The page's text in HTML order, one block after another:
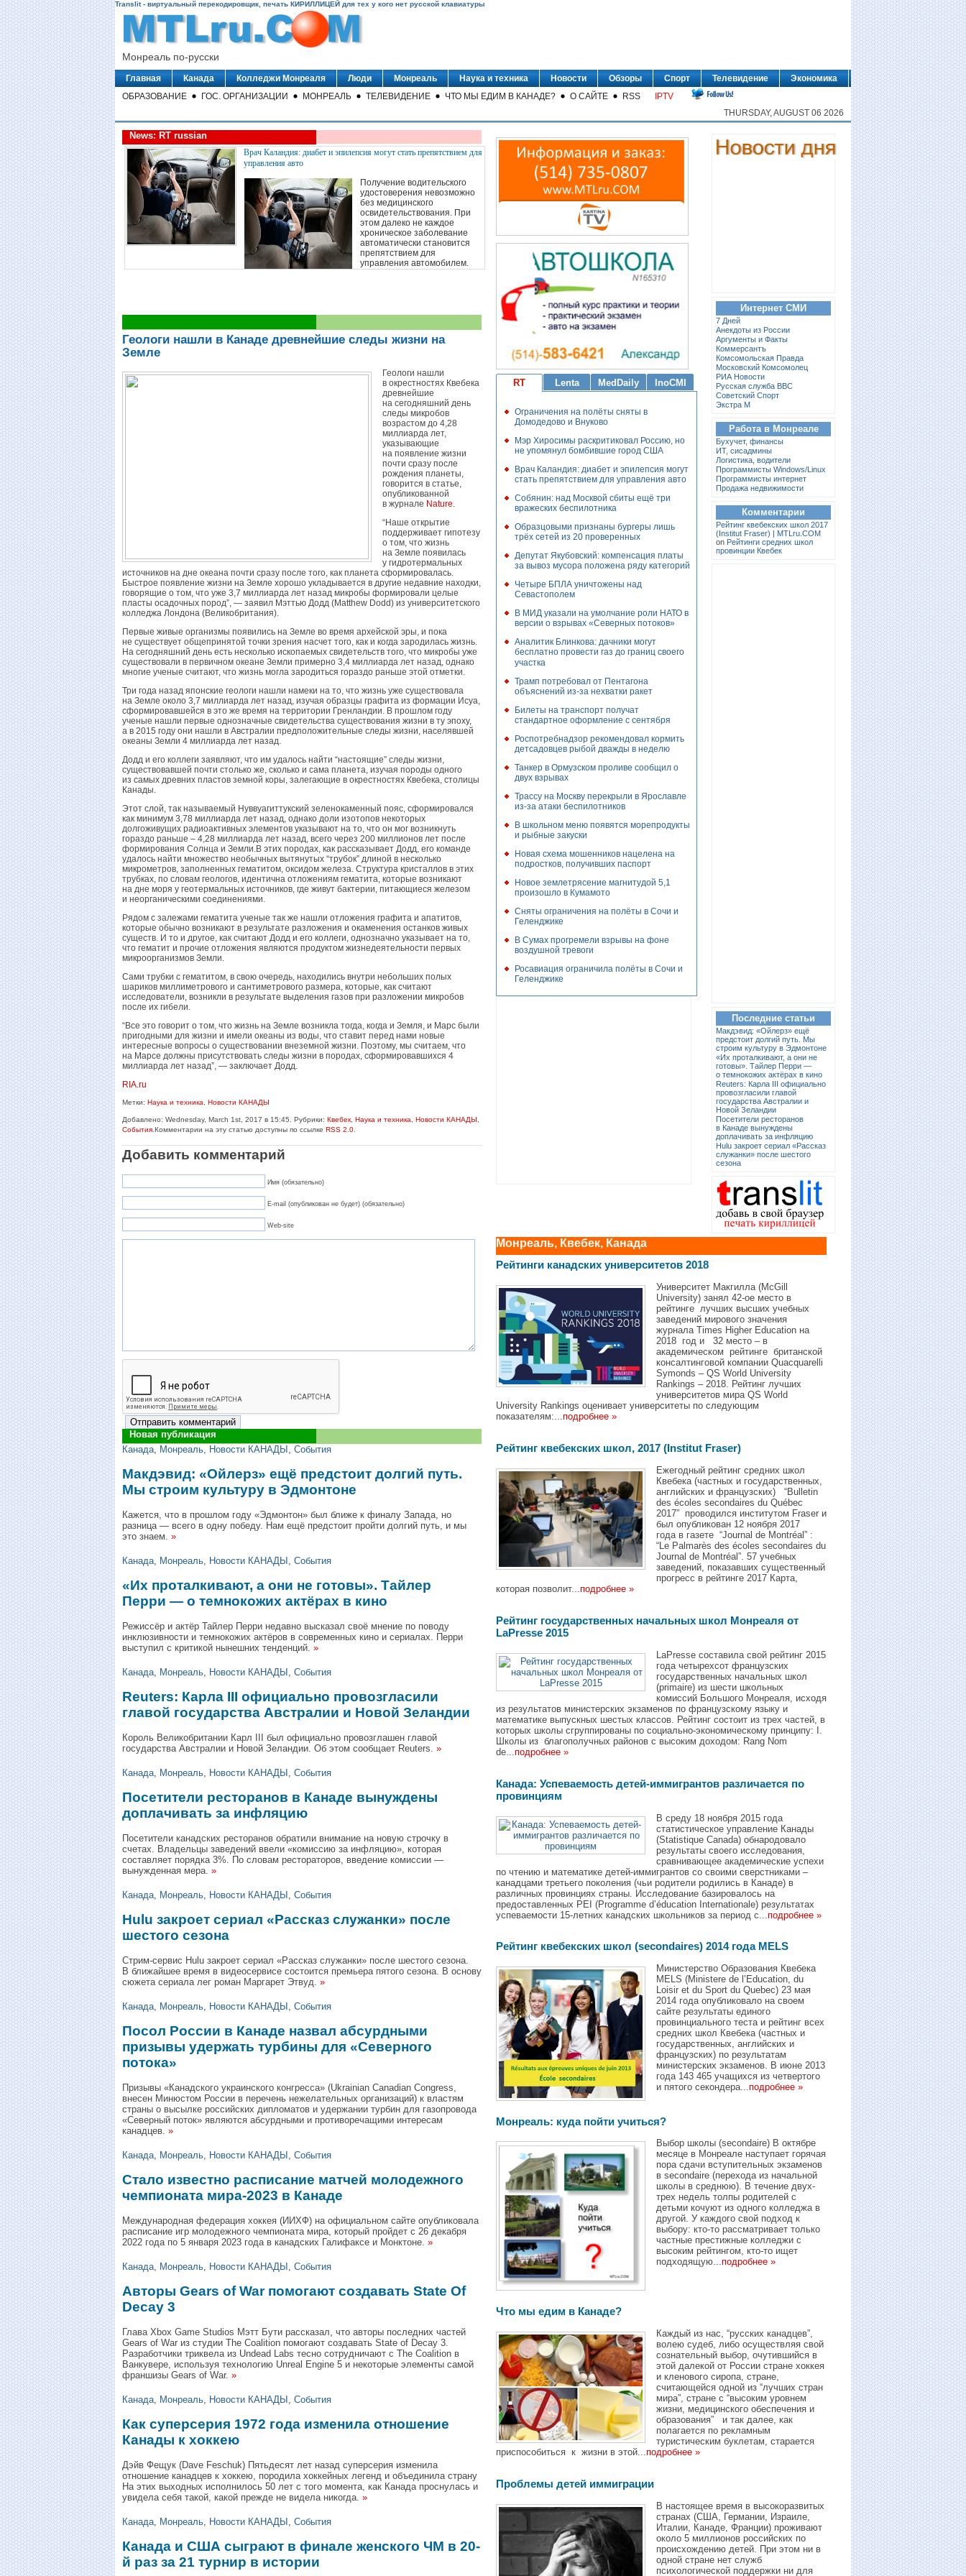
Translit - виртуальный перекодировщик, печать КИРИЛЛИЦЕЙ для тех у кого нет русской клавиатуры
Монреаль по-русски
Главная Канада Колледжи Монреаля Люди Монреаль Наука и техника Новости Обзоры Спорт Телевидение
Экономика
ОБРАЗОВАНИЕ
ГОС. ОРГАНИЗАЦИИ МОНРЕАЛЬ ТЕЛЕВИДЕНИЕ ЧТО МЫ ЕДИМ В КАНАДЕ? О САЙТЕ RSS
IPTV
THURSDAY, AUGUST 06 2026
News: RT russian
Врач Каландия: диабет и эпилепсия могут стать препятствием для
управления авто
Получение водительского
удостоверения невозможно
без медицинского
освидетельствования. При
этом далеко не каждое
хроническое заболевание
автоматически становится
препятствием для
управления автомобилем.
Геологи нашли в Канаде древнейшие следы жизни на
Земле
Геологи нашли
в окрестностях Квебека
древнейшие
на сегодняшний день
следы микробов
возрастом до 4,28
миллиарда лет,
указывающие
на появление жизни
почти сразу после
рождения планеты,
говорится в статье,
опубликованной
в журнале Nature.
“Наше открытие
поддерживает гипотезу
о том, что жизнь
на Земле появилась
у гидротермальных
источников на дне океана почти сразу после того, как планета сформировалась.
Быстрое появление жизни на Земле хорошо укладывается в другие недавние находки,
говорящие о том, что уже 3,7 миллиарда лет назад микробы формировали целые
пласты осадочных пород”, — заявил Мэттью Додд (Matthew Dodd) из университетского
колледжа Лондона (Великобритания).
Первые живые организмы появились на Земле во время архейской эры, и пока
не существует общепринятой точки зрения насчет того, как и когда зародилась жизнь.
На сегодняшний день есть несколько ископаемых свидетельств того, что микробы уже
существовали в первичном океане Земли примерно 3,4 миллиарда лет назад, однако
многие ученые считают, что жизнь могла зародиться гораздо раньше этой отметки.
Три года назад японские геологи нашли намеки на то, что жизнь уже существовала
на Земле около 3,7 миллиарда лет назад, изучая образцы графита из формации Исуа,
сформировавшейся в это же время на территории Гренландии. В прошлом году
ученые нашли первые однозначные свидетельства существования жизни в ту эпоху,
а в 2015 году они нашли в Австралии предположительные следы жизни, населявшей
океаны Земли 4 миллиарда лет назад.
Додд и его коллеги заявляют, что им удалось найти “настоящие” следы жизни,
существовавшей почти столько же, сколько и сама планета, изучая породы одного
из самых древних пластов земной коры, залегающие в окрестностях Квебека, столицы
Канады.
Этот слой, так называемый Нуввуагиттукский зеленокаменный пояс, сформировался
как минимум 3,78 миллиарда лет назад, однако доли изотопов некоторых
долгоживущих радиоактивных элементов указывают на то, что он мог возникнуть
гораздо раньше – 4,28 миллиарда лет назад, всего через 200 миллионов лет после
формирования Солнца и Земли.В этих породах, как рассказывает Додд, его команде
удалось найти множество необычных вытянутых “трубок” длиной в несколько
микрометров, заполненных гематитом, оксидом железа. Структура кристаллов в этих
трубках, по словам геологов, идентична отложениям гематита, которые возникают
на дне моря у геотермальных источников, где живут бактерии, питающиеся железом
и неорганическими соединениями.
Рядом с залежами гематита ученые так же нашли отложения графита и апатитов,
которые обычно возникают в результате разложения и окаменения останков живых
существ. И то и другое, как считают Додд и его коллеги, однозначно указывает на то,
что гематит и прочие отложения являются продуктом жизнедеятельности первых
микроорганизмов Земли.
Сами трубки с гематитом, в свою очередь, находились внутри небольших полых
шариков миллиметрового и сантиметрового размера, которые, как считают
исследователи, возникли в результате выделения газов при разложении микробов
после их гибели.
“Все это говорит о том, что жизнь на Земле возникла тогда, когда и Земля, и Марс были
пригодными для жизни и имели океаны из воды, что ставит перед нами новые
интересные вопросы о существовании внеземной жизни. Поэтому, мы считаем, что
на Марсе должны присутствовать следы жизни в породах, сформировавшихся 4
миллиарда лет назад”, — заключает Додд.
RIA.ru
Метки: Наука и техника Новости КАНАДЫ
Добавлено: Wednesday, March 1st, 2017 в 15:45. Рубрики: Квебек Наука и техника Новости КАНАДЫ
События .Комментарии на эту статью доступны по ссылке RSS 2.0
Добавить комментарий
Имя (обязательно)
E-mail (опубликован не будет) (обязательно)
Web-site
Новая публикация
Канада
Монреаль Новости КАНАДЫ События
Макдэвид: «Ойлерз» ещё предстоит долгий путь.
Мы строим культуру в Эдмонтоне
Кажется, что в прошлом году «Эдмонтон» был ближе к финалу Запада, но
разница — всего в одну победу. Нам ещё предстоит пройти долгий путь, и мы
это знаем. »
Канада Монреаль Новости КАНАДЫ События
«Их проталкивают, а они не готовы». Тайлер
Перри — о темнокожих актёрах в кино
Режиссёр и актёр Тайлер Перри недавно высказал своё мнение по поводу
инклюзивности и темнокожих актёров в современных кино и сериалах. Перри
выступил с критикой нынешних тенденций. »
Канада Монреаль Новости КАНАДЫ События
Reuters: Карла III официально провозгласили
главой государства Австралии и Новой Зеландии
Король Великобритании Карл III был официально провозглашен главой
государства Австралии и Новой Зеландии. Об этом сообщает Reuters. »
Канада, Монреаль, Новости КАНАДЫ , События
Посетители ресторанов в Канаде вынуждены
доплачивать за инфляцию
Посетители канадских ресторанов обратили внимание на новую строчку в
счетах. Владельцы заведений ввели «комиссию за инфляцию», которая
составляет порядка 3%. По словам рестораторов, введение комиссии —
вынужденная мера. »
Канада, Монреаль, Новости КАНАДЫ , События
Hulu закроет сериал «Рассказ служанки» после
шестого сезона
Стрим-сервис Hulu закроет сериал «Рассказ служанки» после шестого сезона.
В ближайшее время в видеосервисе состоится премьера пятого сезона. В основу
сюжета сериала лег роман Маргарет Этвуд. »
Канада, Монреаль, Новости КАНАДЫ , События
Посол России в Канаде назвал абсурдными
призывы удержать турбины для «Северного
потока»
Призывы «Канадского украинского конгресса» (Ukrainian Canadian Congress,
внесен Минюстом России в перечень нежелательных организаций) к властям
страны о высылке российских дипломатов и удержании турбин для газопровода
«Северный поток» являются абсурдными и противоречащими интересам
канадцев. »
Канада, Монреаль, Новости КАНАДЫ , События
Стало известно расписание матчей молодежного
чемпионата мира-2023 в Канаде
Международная федерация хоккея (ИИХФ) на официальном сайте опубликовала
расписание игр молодежного чемпионата мира, который пройдет с 26 декабря
2022 года по 5 января 2023 года в канадских Галифаксе и Монктоне. »
Канада, Монреаль, Новости КАНАДЫ , События
Авторы Gears of War помогают создавать State Of
Decay 3
Глава Xbox Game Studios Мэтт Бути рассказал, что авторы последних частей
Gears of War из студии The Coalition помогают создавать State of Decay 3.
Разработчики триквела из Undead Labs тесно сотрудничают с The Coalition в
Ванкувере, используя технологию Unreal Engine 5 и некоторые элементы самой
франшизы Gears of War. »
Канада, Монреаль, Новости КАНАДЫ , События
Как суперсерия 1972 года изменила отношение
Канады к хоккею
Дэйв Фещук (Dave Feschuk) Пятьдесят лет назад суперсерия изменила
отношение канадцев к хоккею, породила хоккейных легенд и объединила страну
На этих выходных исполнилось 50 лет с того момента, как Канада проснулась и
увидела себя такой, какой прежде не видела никогда. »
Канада, Монреаль, Новости КАНАДЫ , События
Канада и США сыграют в финале женского ЧМ в 20-
й раз за 21 турнир в истории
RT Lenta MedDaily InoCMI
Ограничения на полёты сняты в
Домодедово и Внуково
Мэр Хиросимы раскритиковал Россию, но
не упомянул бомбившие город США
Врач Каландия: диабет и эпилепсия могут
стать препятствием для управления авто
Собянин: над Москвой сбиты ещё три
вражеских беспилотника
Образцовыми признаны бургеры лишь
трёх сетей из 20 проверенных
Депутат Якубовский: компенсация платы
за вывоз мусора положена ряду категорий
Четыре БПЛА уничтожены над
Севастополем
В МИД указали на умолчание роли НАТО в
версии о взрывах «Северных потоков»
Аналитик Блинкова: дачники могут
бесплатно провести газ до границ своего
участка
Трамп потребовал от Пентагона
объяснений из-за нехватки ракет
Билеты на транспорт получат
стандартное оформление с сентября
Роспотребнадзор рекомендовал кормить
детсадовцев рыбой дважды в неделю
Танкер в Ормузском проливе сообщил о
двух взрывах
Трассу на Москву перекрыли в Ярославле
из-за атаки беспилотников
В школьном меню появятся морепродукты
и рыбные закуски
Новая схема мошенников нацелена на
подростков, получивших паспорт
Новое землетрясение магнитудой 5,1
произошло в Кумамото
Сняты ограничения на полёты в Сочи и
Геленджике
В Сумах прогремели взрывы на фоне
воздушной тревоги
Росавиация ограничила полёты в Сочи и
Геленджике
Интернет СМИ
7 Дней
Анекдоты из России
Аргументы и Факты
Коммерсантъ
Комсомольская Правда
Московский Комсомолец
РИА Новости
Русская служба BBC
Советский Спорт
Экстра М
Работа в Монреале
Бухучет, финансы
ИТ, сисадмины
Логистика, водители
Программисты Windows/Linux
Программисты интернет
Продажа недвижимости
Комментарии
Pейтинг квебекских школ 2017
(Institut Fraser) | MTLru.COM
on Рейтинги средних школ
провинции Квебек
Последние статьи
Макдэвид: «Ойлерз» ещё
предстоит долгий путь. Мы
строим культуру в Эдмонтоне
«Их проталкивают, а они не
готовы». Тайлер Перри —
о темнокожих актёрах в кино
Reuters: Карла III официально
провозгласили главой
государства Австралии и
Новой Зеландии
Посетители ресторанов
в Канаде вынуждены
доплачивать за инфляцию
Hulu закроет сериал «Рассказ
служанки» после шестого
сезона
Монреаль, Квебек, Канада
Рейтинги канадских университетов 2018
Университет Макгилла (McGill
University) занял 42-ое место в
рейтинге лучших высших учебных
заведений мирового значения
журнала Times Higher Education на
2018 год и 32 местo – в
академическом рейтинге британской
консалтинговой компании Quacquarelli
Symonds – QS World University
Rankings – 2018. Рейтинг лучших
университетов мира QS World
University Rankings оценивает университеты по следующим
показателям:...подробнее »
Pейтинг квебекских школ, 2017 (Institut Fraser)
Ежегодный рейтинг средних школ
Квебека (частных и государственных,
английских и французских) “Bulletin
des écoles secondaires du Québec
2017” проводился институтом Fraser и
был опубликован 12 ноября 2017
года в газете “Journal de Montréal” :
“Le Palmarès des écoles secondaires du
Journal de Montréal”. 57 учебных
заведений, показавших существенный
прогресс в рейтинге 2017 Карта,
которая позволит...подробнее »
Рейтинг государственных начальных школ Mонреаля от
LaPresse 2015
LaPresse составила свой рейтинг 2015
года четырехсот французских
государственных начальных школ
(primaire) из шести школьных
комиссий Большого Монреаля, исходя
из результатов министерских экзаменов по французскому языку и
математике выпускных шестых классов. Рейтинг состоит из трех частей, в
которых школы сгруппированы по социально-экономическому принципу: I.
Школы из благополучных районов с высоким доходом: Rang Nom
de... подробнее »
Канада: Успеваемость детей-иммигрантов различается по
провинциям
В среду 18 ноября 2015 года
статистическое управление Канады
(Statistique Canada) обнародовало
результаты своего исследования,
сравнивающее академические успехи
по чтению и математике детей-иммигрантов со своими сверстниками –
канадцами третьего поколения (чьи родители родились в Канаде) в
различных провинциях страны. Исследование базировалось на
предоставленных PEI (Programme d’éducation Internationale) результатax
успеваемости 15-летних канадских школьников за период с... подробнее »
Рейтинг квебекских школ (secondaires) 2014 года MELS
Mинистерство Образования Квебека
MELS (Ministere de l’Education, du
Loisir et du Sport du Quebec) 23 мая
2014 года опубликовало на своeм
сайте результаты единого
провинциального теста и рейтинг всех
средних школ Квебека (частных и
государственных, английских и
французских) по результатам
министерских экзаменов. В июне 2013
года 143 465 учащихся из четвертого
и пятого секондера...подробнее »
Монреаль: куда пойти учиться?
Выбор школы (secondaire) В октябре
месяце в Монреале наступает горячая
пора сдачи вступительных экзаменов
в secondaire (перехода из начальной
школы в среднюю). В течение двух-
трех недель толпы родителей с
детьми кочуют из одного колледжа в
другой. У каждого свой подход к
выбору: кто-то рассматривает только
частные престижные колледжи с
высоким рейтингом, кто-то ищет
подходящую...подробнее »
Что мы едим в Канаде?
Каждый из нас, “русских канадцев”,
волею судеб, либо осуществляя свой
сознательный выбор, очутившийся в
этой далекой от России стране хоккея
и кленового сиропа, стране,
считающейся одной из “лучших стран
мира”, стране с “высоким уровнем
жизни, медицинского обеспечения и
образования” и так далее, как
полагается по рекламным
туристическим буклетам, старается
приспособиться к жизни в этой...подробнее »
Проблемы детей иммиграции
В настоящее время в высокоразвитых
странах (США, Германии, Израиле,
Италии, Канаде, Франции) проживают
около 5 миллионов российских по
происхождению детей. При этом ни в
одной стране нет служб
психологической поддержки ни для